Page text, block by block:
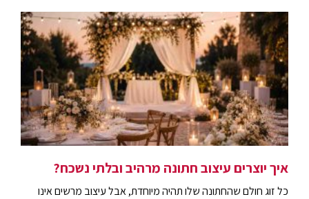
איך יוצרים עיצוב חתונה מרהיב ובלתי נשכח?
כל זוג חולם שהחתונה שלו תהיה מיוחדת, אבל עיצוב מרשים אינו